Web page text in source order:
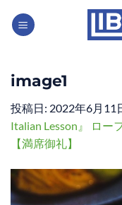
image1
投稿日: 2022年6月11
Italian Lesson』 ロー
【満席御礼】